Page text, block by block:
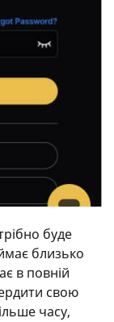
буде
близько
в повній
свою
часу,